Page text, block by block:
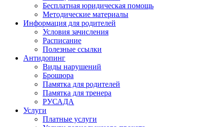
Бесплатная юридическая помощь
Методические материалы
Информация для родителей
Условия зачисления
Расписание
Полезные ссылки
Антидопинг
Виды нарушений
Брошюра
Памятка для родителей
Памятка для тренера
РУСАДА
Услуги
Платные услуги